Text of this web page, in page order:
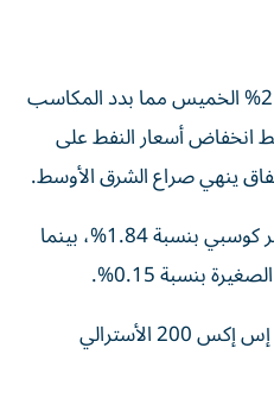
انخفض المؤشر نيكاي الياباني 2% الخميس مما بدد المكاسب
انخفاض أسعار النفط على
ينهي صراع الشرق ‌الأوسط.
وفي كوريا الجنوبية، تراجع مؤشر كوسبي بنسبة 1.84%، بينما
بنسبة 0.15%.
وزاد مؤشر ستاندرد آند بورز/إيه إس إكس 200 الأسترالي